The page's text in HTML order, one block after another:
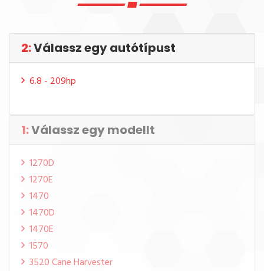
1:Válassz egy modellt
1270D
1270E
1470
1470D
1470E
1570
3520 Cane Harvester
2:Válassz egy autótípust
6.8 - 209hp